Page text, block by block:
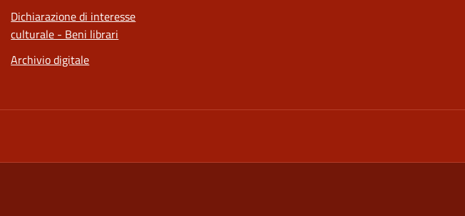
Dichiarazione di interesse
culturale - Beni librari
Archivio digitale